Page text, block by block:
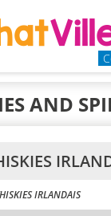
AND
IRLANDAIS